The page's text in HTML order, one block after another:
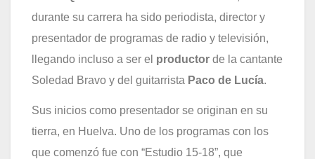
durante su carrera ha sido periodista, director y
presentador de programas de radio y televisión,
llegando incluso a ser el productor de la cantante
Soledad Bravo y del guitarrista Paco de Lucía.
Sus inicios como presentador se originan en su
tierra, en Huelva. Uno de los programas con los
que comenzó fue con “Estudio 15-18”, que